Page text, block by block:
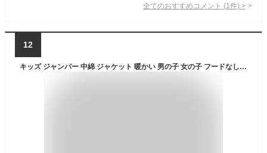
全てのおすすめコメント (1 件) >
12
キッズ ジャンパー 中綿 ジャケット 暖かい 男の子 女の子 フードなし にできる 防寒 アウター 薄手 軽い フェイクダウン 黒 ネイビー 100〜170cm 小学生 子供 洗える 上着 100 110 120 130 140 150 160 170 ジュニア 大きいサイズ